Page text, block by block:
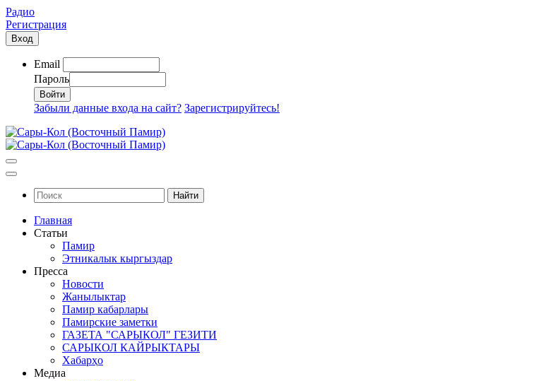
Радио
Регистрация
Вход
Email
Пароль
Забыли данные входа на сайт? Зарегистрируйтесь!
Найти
Главная
Статьи
Памир
Этникалык кыргыздар
Пресса
Новости
Жанылыктар
Памир кабарлары
Памирские заметки
ГАЗЕТА "САРЫКОЛ" ГЕЗИТИ
САРЫКОЛ КАЙРЫКТАРЫ
Хабарҳо
Медиа